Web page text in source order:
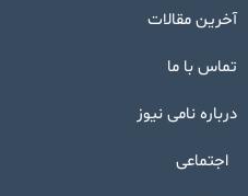
آخرین مقالات
تماس با ما
درباره نامی نیوز
اجتماعی